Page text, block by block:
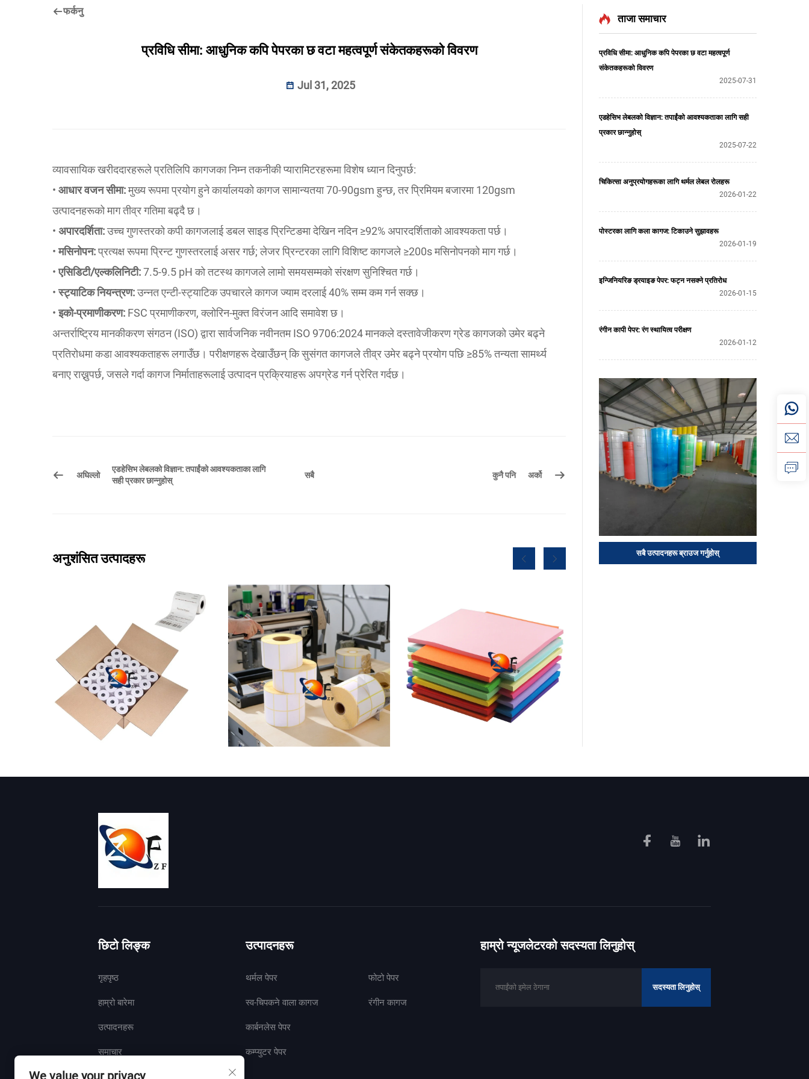
फर्कनु
प्रविधि सीमा: आधुनिक कपि पेपरका छ वटा महत्वपूर्ण संकेतकहरूको विवरण
Jul 31, 2025
व्यावसायिक खरीददारहरूले प्रतिलिपि कागजका निम्न तकनीकी प्यारामिटरहरूमा विशेष ध्यान दिनुपर्छ:
• आधार वजन सीमा:मुख्य रूपमा प्रयोग हुने कार्यालयको कागज सामान्यतया 70-90gsm हुन्छ, तर प्रिमियम बजारमा 120gsm
उत्पादनहरूको माग तीव्र गतिमा बढ्दै छ।
• अपारदर्शिता:उच्च गुणस्तरको कपी कागजलाई डबल साइड प्रिन्टिङमा देखिन नदिन ≥92% अपारदर्शिताको आवश्यकता पर्छ।
•मसिनोपन:प्रत्यक्ष रूपमा प्रिन्ट गुणस्तरलाई असर गर्छ; लेजर प्रिन्टरका लागि विशिष्ट कागजले ≥200s मसिनोपनको माग गर्छ।
•एसिडिटी/एल्कलिनिटी:7.5-9.5 pH को तटस्थ कागजले लामो समयसम्मको संरक्षण सुनिश्चित गर्छ।
•स्ट्याटिक नियन्त्रण:उन्नत एन्टी-स्ट्याटिक उपचारले कागज ज्याम दरलाई 40% सम्म कम गर्न सक्छ।
•इको-प्रमाणीकरण: FSC प्रमाणीकरण, क्लोरिन-मुक्त विरंजन आदि समावेश छ।
अन्तर्राष्ट्रिय मानकीकरण संगठन (ISO) द्वारा सार्वजनिक नवीनतम ISO 9706:2024 मानकले दस्तावेजीकरण ग्रेड कागजको उमेर बढ्ने
प्रतिरोधमा कडा आवश्यकताहरू लगाउँछ। परीक्षणहरू देखाउँछन् कि सुसंगत कागजले तीव्र उमेर बढ्ने प्रयोग पछि ≥85% तन्यता सामर्थ्य
बनाए राख्नुपर्छ, जसले गर्दा कागज निर्माताहरूलाई उत्पादन प्रक्रियाहरू अपग्रेड गर्न प्रेरित गर्दछ।
अघिल्लो
एडहेसिभ लेबलको विज्ञान: तपाईंको आवश्यकताका लागि
सही प्रकार छान्नुहोस्
सबै कुनै पनि अर्को
अनुशंसित उत्पादहरू
ताजा समाचार
प्रविधि सीमा: आधुनिक कपि पेपरका छ वटा महत्वपूर्ण
संकेतकहरूको विवरण
2025-07-31
एडहेसिभ लेबलको विज्ञान: तपाईंको आवश्यकताका लागि सही
प्रकार छान्नुहोस्
2025-07-22
चिकित्सा अनुप्रयोगहरूका लागि थर्मल लेबल रोलहरू
2026-01-22
पोस्टरका लागि कला कागज: टिकाउने सुझावहरू
2026-01-19
इन्जिनियरिङ ड्रयाइङ पेपर: फट्न नसक्ने प्रतिरोध
2026-01-15
रंगीन कापी पेपर: रंग स्थायित्व परीक्षण
2026-01-12
सबै उत्पादनहरू ब्राउज गर्नुहोस्
छिटो लिङ्क
गृहपृष्ठ
हाम्रो बारेमा
उत्पादनहरू
समाचार
हामीलाई सम्पर्क गर्नुहोस
उत्पादनहरू
थर्मल पेपर
स्व-चिपकने वाला कागज
कार्बनलेस पेपर
कम्प्युटर पेपर
फोटो पेपर
रंगीन कागज
हाम्रो न्यूजलेटरको सदस्यता लिनुहोस्
सदस्यता लिनुहोस्
We value your privacy